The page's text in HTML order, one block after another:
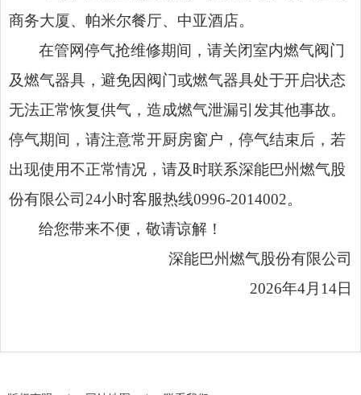
商务大厦、帕米尔餐厅、中亚酒店。
在管网停气抢维修期间，请关闭室内燃气阀门
及燃气器具，避免因阀门或燃气器具处于开启状态
无法正常恢复供气，造成燃气泄漏引发其他事故。
停气期间，请注意常开厨房窗户，停气结束后，若
出现使用不正常情况，请及时联系深能巴州燃气股
份有限公司24小时客服热线0996-2014002。
给您带来不便，敬请谅解！
深能巴州燃气股份有限公司
2026年4月14日